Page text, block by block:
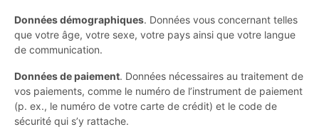
Données démographiques. Données vous concernant telles
que votre âge, votre sexe, votre pays ainsi que votre langue
de communication.
Données de paiement. Données nécessaires au traitement de
vos paiements, comme le numéro de l’instrument de paiement
(p. ex., le numéro de votre carte de crédit) et le code de
sécurité qui s’y rattache.